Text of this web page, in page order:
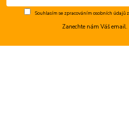
Souhlasím se zpracováním osobních údajů
Zanechte nám Váš email.